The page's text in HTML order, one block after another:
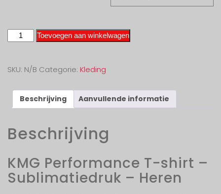
Toevoegen aan winkelwagen
SKU: N/B Categorie: Kleding
Beschrijving Aanvullende informatie
Beschrijving
KMG Performance T-shirt –
Sublimatiedruk – Heren